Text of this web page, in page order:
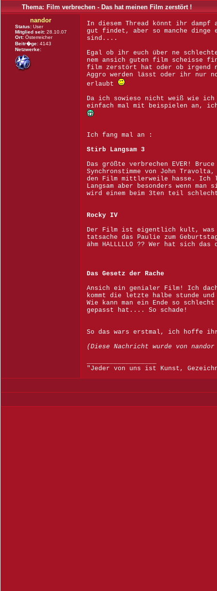
Thema: Film verbrechen - Das hat meinen Film zerstört !
nandor
Status: User
Mitglied seit: 28.10.07
Ort: Österreicher
Beitr�ge: 4143
Netzwerke:
In diesem Thread könnt ihr
gut findet, aber so manche dinge
sind....
Egal ob ihr euch über ne
nem ansich guten film scheisse
film zerstört hat oder ob irgend
Aggro werden lässt oder ihr nur
erlaubt
Da ich sowieso nicht weiß wie
einfach mal mit beispielen an,
Ich fang mal an :
Stirb Langsam 3
Das größte verbrechen EVER!
Synchronstimme von John
den Film mittlerweile hasse.
Langsam aber besonders wenn
wird einem beim 3ten teil
Rocky IV
Der Film ist eigentlich kult, was
tatsache das Paulie zum Geburtstag
ähm HALLLLLO ?? Wer hat sich das
Das Gesetz der Rache
Ansich ein genialer Film! Ich
kommt die letzte halbe stunde
Wie kann man ein Ende so
gepasst hat.... So schade!
So das wars erstmal, ich hoffe
(Diese Nachricht wurde von
"Jeder von uns ist Kunst,